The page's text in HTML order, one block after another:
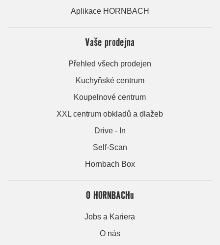
Aplikace HORNBACH
Vaše prodejna
Přehled všech prodejen
Kuchyňské centrum
Koupelnové centrum
XXL centrum obkladů a dlažeb
Drive - In
Self-Scan
Hornbach Box
O HORNBACHu
Jobs a Kariera
O nás